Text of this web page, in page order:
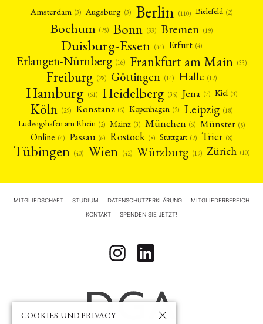
Amsterdam (3) Augsburg (3) Berlin (110) Bielefeld (2)
Bochum (25) Bonn (33) Bremen (19)
Duisburg-Essen (44) Erfurt (4)
Erlangen-Nürnberg (16) Frankfurt am Main (33)
Freiburg (28) Göttingen (14) Halle (12)
Hamburg (61) Heidelberg (35) Jena (7) Kiel (3)
Köln (29) Konstanz (6) Kopenhagen (2) Leipzig (18)
Ludwigshafen am Rhein (2) Mainz (3) München (6) Münster (5)
Online (4) Passau (6) Rostock (8) Stuttgart (2) Trier (8)
Tübingen (40) Wien (42) Würzburg (19) Zürich (10)
MITGLIEDSCHAFT STUDIUM DATENSCHUTZERKLÄRUNG MITGLIEDERBEREICH
KONTAKT SPENDEN SIE JETZT!
COOKIES UND PRIVACY